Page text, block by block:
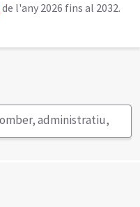
de l'any 2026 fins al 2032.